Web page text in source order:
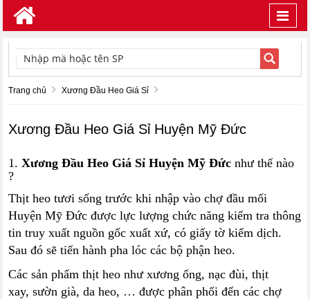
TÌM KIẾM
Trang chủ Xương Đầu Heo Giá Sỉ
Xương Đầu Heo Giá Sỉ Huyện Mỹ Đức
1.Xương Đầu Heo Giá Sỉ Huyện Mỹ Đức như thế nào
?
Thịt heo tươi sống trước khi nhập vào chợ đầu mối
Huyện Mỹ Đức được lực lượng chức năng kiểm tra thông
tin truy xuất nguồn gốc xuất xứ, có giấy tờ kiểm dịch.
Sau đó sẽ tiến hành pha lóc các bộ phận heo.
Các sản phẩm thịt heo như xương ống, nạc đùi, thịt
xay, sườn già, da heo, … được phân phối đến các chợ